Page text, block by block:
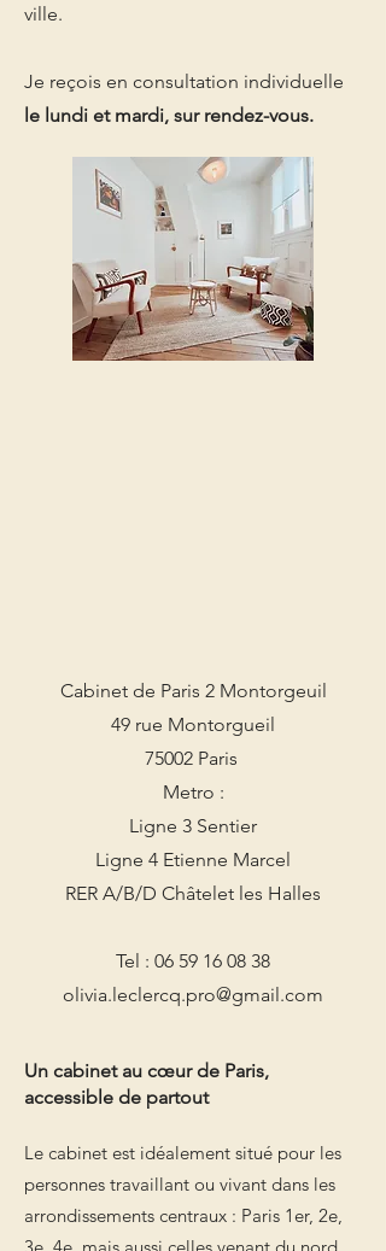
ville.
Je reçois en consultation individuelle
le lundi et mardi, sur rendez-vous.
Cabinet de Paris 2 Montorgeuil
49 rue Montorgueil
75002 Paris
Metro :
Ligne 3 Sentier
Ligne 4 Etienne Marcel
RER A/B/D Châtelet les Halles
Tel : 06 59 16 08 38
olivia.leclercq.pro@gmail.com
Un cabinet au cœur de Paris,
accessible de partout
Le cabinet est idéalement situé pour les
personnes travaillant ou vivant dans les
arrondissements centraux : Paris 1er, 2e,